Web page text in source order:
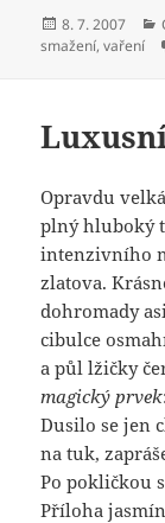
Publikováno:
8. 7. 2007
smažení,vaření
Opravdu
plný hluboký
intenzivního
zlatova.
dohromady
cibulce
a půl lžičky
magický prvek
Dusilo se jen
na tuk,
Po pokličkou
Příloha